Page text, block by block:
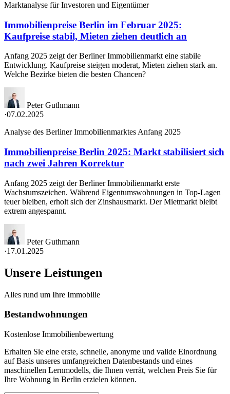
Marktanalyse für Investoren und Eigentümer
Immobilienpreise Berlin im Februar 2025:
Kaufpreise stabil, Mieten ziehen deutlich an
Anfang 2025 zeigt der Berliner Immobilienmarkt eine stabile
Entwicklung. Kaufpreise steigen moderat, Mieten ziehen stark an.
Welche Bezirke bieten die besten Chancen?
Peter Guthmann
·07.02.2025
Analyse des Berliner Immobilienmarktes Anfang 2025
Immobilienpreise Berlin 2025: Markt stabilisiert sich
nach zwei Jahren Korrektur
Anfang 2025 zeigt der Berliner Immobilienmarkt erste
Wachstumszeichen. Während Eigentumswohnungen in Top-Lagen
teuer bleiben, erholt sich der Zinshausmarkt. Der Mietmarkt bleibt
extrem angespannt.
Peter Guthmann
·17.01.2025
Unsere Leistungen
Alles rund um Ihre Immobilie
Bestandwohnungen
Kostenlose Immobilienbewertung
Erhalten Sie eine erste, schnelle, anonyme und valide Einordnung
auf Basis unseres umfangreichen Datenbestands und eines
maschinellen Lernmodells, die Ihnen verrät, welchen Preis Sie für
Ihre Wohnung in Berlin erzielen können.